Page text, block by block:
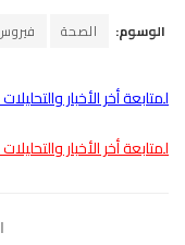
الوسوم: الصحة
لمتابعة أخر الأخبار
لمتابعة أخر الأخبار